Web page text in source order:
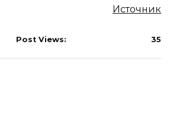
Источник
Post Views: 35